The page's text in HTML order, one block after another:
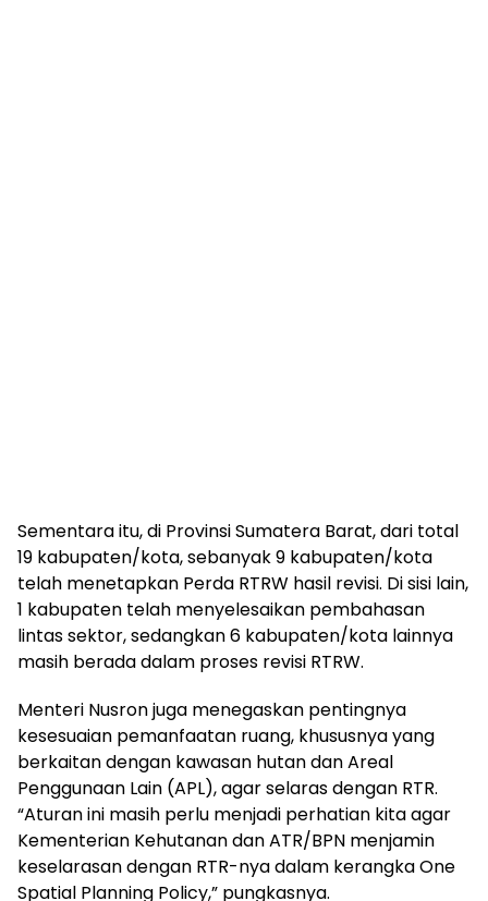
Sementara itu, di Provinsi Sumatera Barat, dari total
19 kabupaten/kota, sebanyak 9 kabupaten/kota
telah menetapkan Perda RTRW hasil revisi. Di sisi lain,
1 kabupaten telah menyelesaikan pembahasan
lintas sektor, sedangkan 6 kabupaten/kota lainnya
masih berada dalam proses revisi RTRW.
Menteri Nusron juga menegaskan pentingnya
kesesuaian pemanfaatan ruang, khususnya yang
berkaitan dengan kawasan hutan dan Areal
Penggunaan Lain (APL), agar selaras dengan RTR.
“Aturan ini masih perlu menjadi perhatian kita agar
Kementerian Kehutanan dan ATR/BPN menjamin
keselarasan dengan RTR-nya dalam kerangka One
Spatial Planning Policy,” pungkasnya.